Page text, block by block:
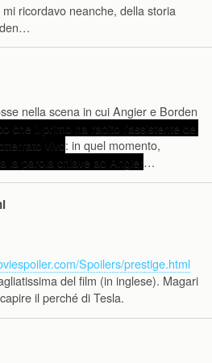
ricordavo neanche, della storia
nella scena in cui Angier e Borden
che il primo ha rapito l’assistente del
vivo: in quel momento,
la parola chiave ad Angier…
Spoilers/prestige.html
del film (in inglese). Magari
il perché di Tesla.